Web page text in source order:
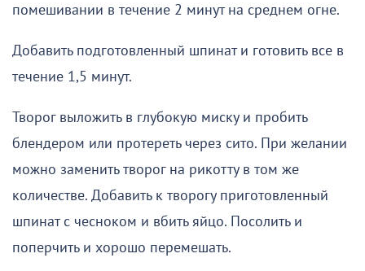
помешивании в течение 2 минут на среднем огне.
Добавить подготовленный шпинат и готовить все в
течение 1,5 минут.
Творог выложить в глубокую миску и пробить
блендером или протереть через сито. При желании
можно заменить творог на рикотту в том же
количестве. Добавить к творогу приготовленный
шпинат с чесноком и вбить яйцо. Посолить и
поперчить и хорошо перемешать.